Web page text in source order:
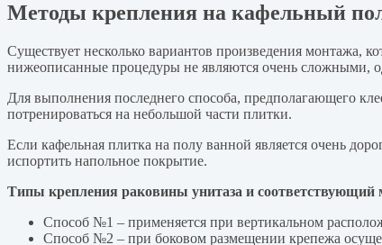
Методы крепления на кафельный
Существует несколько вариантов произведения монтажа,
нижеописанные процедуры не являются очень сложными,
Для выполнения последнего способа, предполагающего
потренироваться на небольшой части плитки.
Если кафельная плитка на полу ванной является очень
испортить напольное покрытие.
Типы крепления раковины унитаза и соответствующий
Способ №1 – применяется при вертикальном
Способ №2 – при боковом размещении крепежа